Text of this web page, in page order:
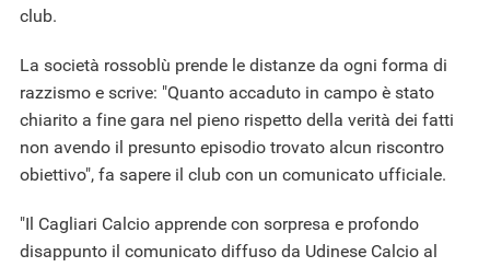
club.
La società rossoblù prende le distanze da ogni forma di
razzismo e scrive: "Quanto accaduto in campo è stato
chiarito a fine gara nel pieno rispetto della verità dei fatti
non avendo il presunto episodio trovato alcun riscontro
obiettivo", fa sapere il club con un comunicato ufficiale.
"Il Cagliari Calcio apprende con sorpresa e profondo
disappunto il comunicato diffuso da Udinese Calcio al